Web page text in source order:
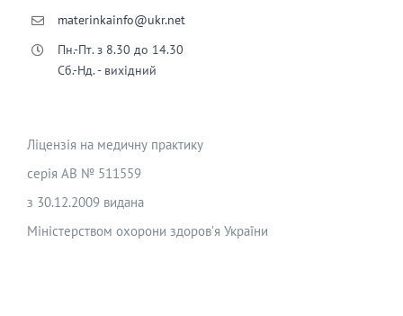
materinkainfo@ukr.net
Пн.-Пт. з 8.30 до 14.30
Сб.-Нд. - вихідний
Ліцензія на медичну практику
серія АВ № 511559
з 30.12.2009 видана
Міністерством охорони здоров’я України